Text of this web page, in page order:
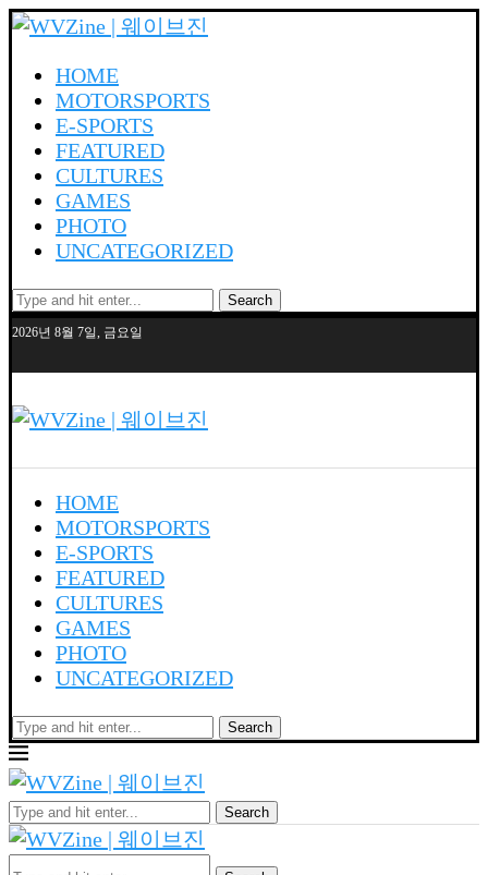
HOME
MOTORSPORTS
E-SPORTS
FEATURED
CULTURES
GAMES
PHOTO
UNCATEGORIZED
Search
2026년 8월 7일, 금요일
HOME
MOTORSPORTS
E-SPORTS
FEATURED
CULTURES
GAMES
PHOTO
UNCATEGORIZED
Search
Search